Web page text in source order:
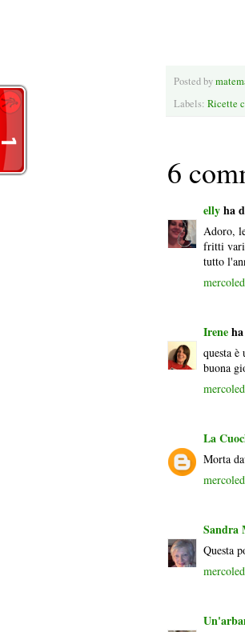
Posted by
Labels: Ricette
6
ellyha
Adoro,
fritti vari
tutto
Ireneha
questa
buona
La
Morta
Sandra
Questa